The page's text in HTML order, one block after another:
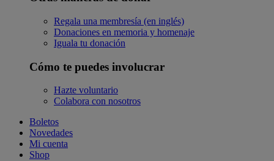
Regala una membresía (en inglés)
Donaciones en memoria y homenaje
Iguala tu donación
Cómo te puedes involucrar
Hazte voluntario
Colabora con nosotros
Boletos
Novedades
Mi cuenta
Shop